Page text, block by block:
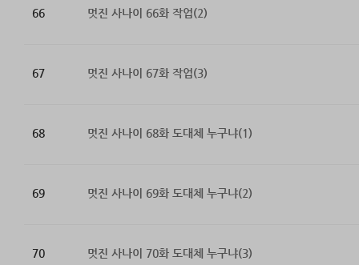
66 멋진 사나이 66화 작업(2)
67 멋진 사나이 67화 작업(3)
68 멋진 사나이 68화 도대체 누구냐(1)
69 멋진 사나이 69화 도대체 누구냐(2)
70 멋진 사나이 70화 도대체 누구냐(3)